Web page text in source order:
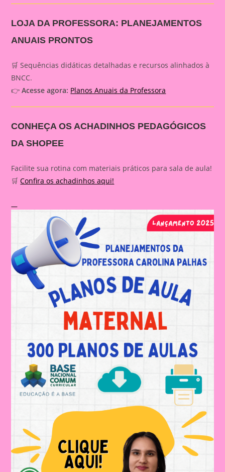
LOJA DA PROFESSORA: PLANEJAMENTOS
ANUAIS PRONTOS
🛒 Sequências didáticas detalhadas e recursos alinhados à
BNCC.
👉Acesse agora: Planos Anuais da Professora
CONHEÇA OS ACHADINHOS PEDAGÓGICOS
DA SHOPEE
Facilite sua rotina com materiais práticos para sala de aula!
🛒Confira os achadinhos aqui!